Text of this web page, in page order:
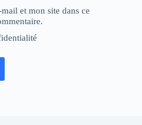
et mon site dans ce